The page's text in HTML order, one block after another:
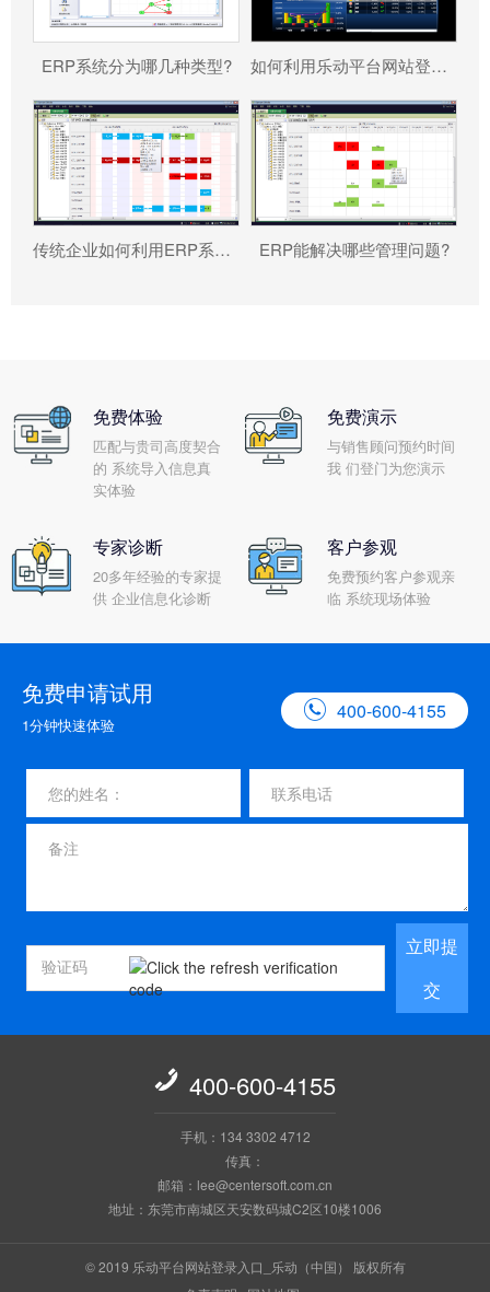
ERP系统分为哪几种类型? 如何利用乐动平台网站登录入口_乐动（中国） 帮助企业更好地规避风险?
传统企业如何利用ERP系统重塑竞争力? ERP能解决哪些管理问题?
免费体验
匹配与贵司高度契合
的 系统导入信息真
实体验
免费演示
与销售顾问预约时间
我 们登门为您演示
专家诊断
20多年经验的专家提
供 企业信息化诊断
客户参观
免费预约客户参观亲
临 系统现场体验
免费申请试用
1分钟快速体验
 400-600-4155
立即提
交
 400-600-4155
手机：134 3302 4712
传真：
邮箱：lee@centersoft.com.cn
地址：东莞市南城区天安数码城C2区10楼1006
© 2019 乐动平台网站登录入口_乐动（中国） 版权所有